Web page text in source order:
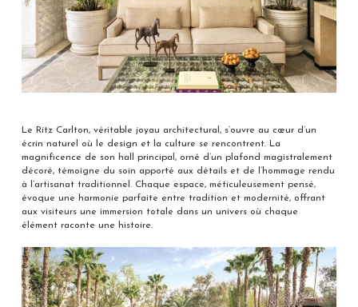
Le Ritz Carlton, véritable joyau architectural, s’ouvre au cœur d’un
écrin naturel où le design et la culture se rencontrent. La
magnificence de son hall principal, orné d’un plafond magistralement
décoré, témoigne du soin apporté aux détails et de l’hommage rendu
à l’artisanat traditionnel. Chaque espace, méticuleusement pensé,
évoque une harmonie parfaite entre tradition et modernité, offrant
aux visiteurs une immersion totale dans un univers où chaque
élément raconte une histoire.